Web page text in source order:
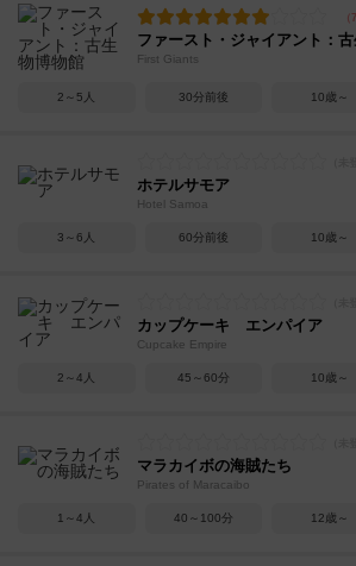
ファースト・ジャイアント：
First Giants
2～5人 30分前後 10歳～
ホテルサモア
Hotel Samoa
3～6人 60分前後 10歳～
カップケーキ エンパイア
Cupcake Empire
2～4人 45～60分 10歳～
マラカイボの海賊たち
Pirates of Maracaibo
1～4人 40～100分 12歳～